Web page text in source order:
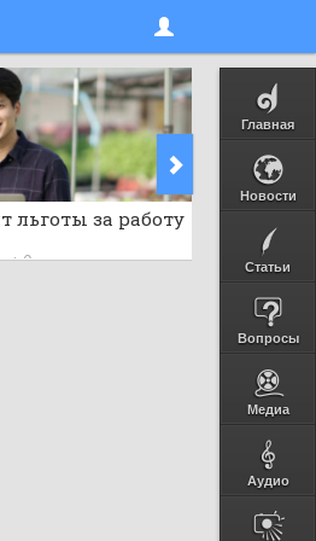
Главная
Новости
Статьи
Вопросы
Медиа
Аудио
льготы за работу
0 17 часов